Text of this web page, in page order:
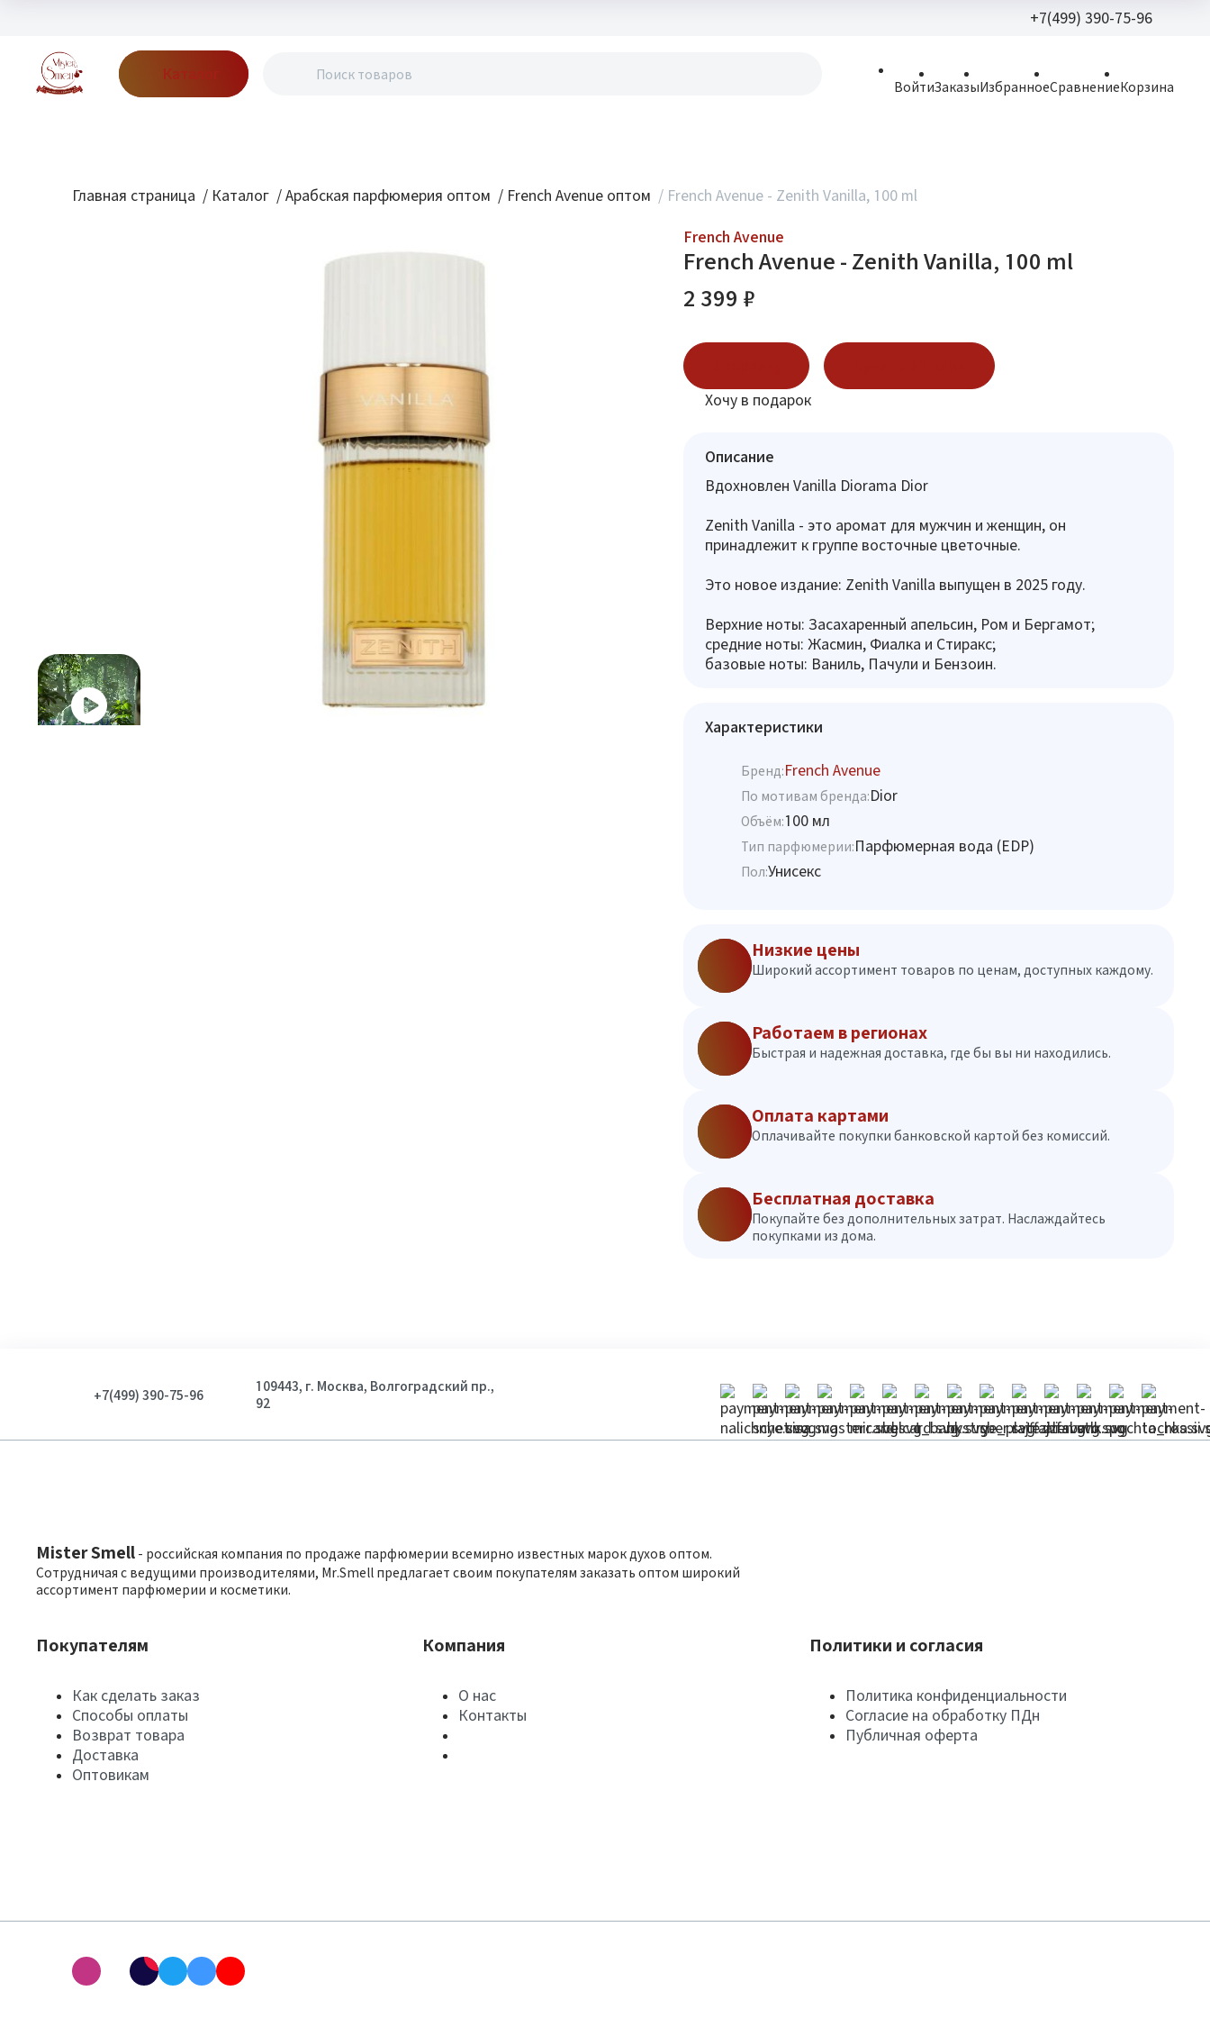
+7(499) 390-75-96
Каталог
ВойтиЗаказыИзбранноеСравнениеКорзина
Главная страница / Каталог / Арабская парфюмерия оптом / French Avenue оптом / French Avenue - Zenith Vanilla, 100 ml
French Avenue
French Avenue - Zenith Vanilla, 100 ml
2 399 ₽
Хочу в подарок
Описание
Вдохновлен Vanilla Diorama Dior
Zenith Vanilla - это аромат для мужчин и женщин, он
принадлежит к группе восточные цветочные.
Это новое издание: Zenith Vanilla выпущен в 2025 году.
Верхние ноты: Засахаренный апельсин, Ром и Бергамот;
средние ноты: Жасмин, Фиалка и Стиракс;
базовые ноты: Ваниль, Пачули и Бензоин.
Характеристики
Бренд:French Avenue
По мотивам бренда:Dior
Объём:100 мл
Тип парфюмерии:Парфюмерная вода (EDP)
Пол:Унисекс
Низкие цены
Широкий ассортимент товаров по ценам, доступных каждому.
Работаем в регионах
Быстрая и надежная доставка, где бы вы ни находились.
Оплата картами
Оплачивайте покупки банковской картой без комиссий.
Бесплатная доставка
Покупайте без дополнительных затрат. Наслаждайтесь
покупками из дома.
+7(499) 390-75-96
109443, г. Москва, Волгоградский пр.,
92
Mister Smell - российская компания по продаже парфюмерии всемирно известных марок духов оптом.
Сотрудничая с ведущими производителями, Mr.Smell предлагает своим покупателям заказать оптом широкий
ассортимент парфюмерии и косметики.
Покупателям
Как сделать заказ
Способы оплаты
Возврат товара
Доставка
Оптовикам
Компания
О нас
Контакты
Политики и согласия
Политика конфиденциальности
Согласие на обработку ПДн
Публичная оферта